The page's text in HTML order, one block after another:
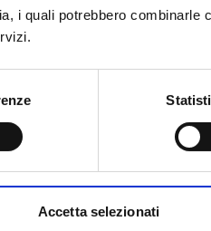
i quali potrebbero combinarle
Accetta selezionati
per le
(SMI);
senza
per i Servizi al